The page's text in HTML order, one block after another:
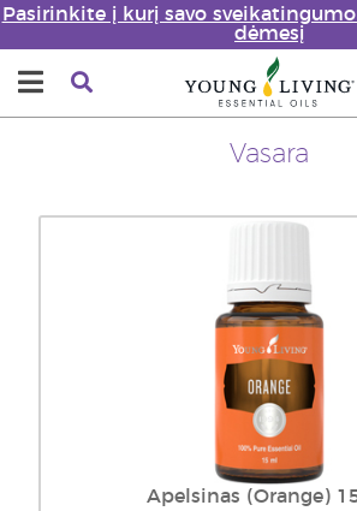
Pasirinkite į kurį savo
dėmesį
Vasara
Apelsinas (Orange)